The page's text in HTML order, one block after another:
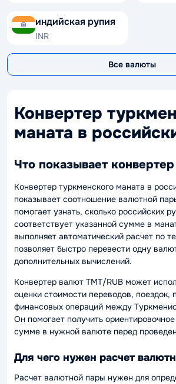
индийская рупия
INR
Все валюты
Конвертер
маната в
Что показывает
Конвертер туркменского маната в
показывает соотношение валютной
помогает узнать, сколько российских
соответствует указанной сумме в
выполняет автоматический расчет по
позволяет быстро перевести одну
дополнительных вычислений.
Конвертер валют TMT/RUB может
оценки стоимости переводов, поездок,
финансовых операций между
Он помогает получить
сумме в нужной валюте перед
Для чего нужен расчет
Расчет валютной пары нужен для